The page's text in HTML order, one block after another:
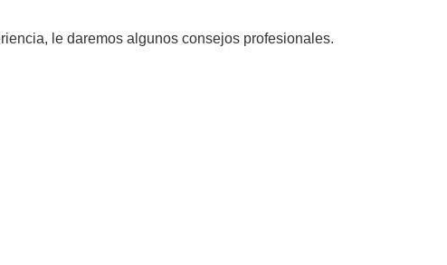
le daremos algunos consejos profesionales.